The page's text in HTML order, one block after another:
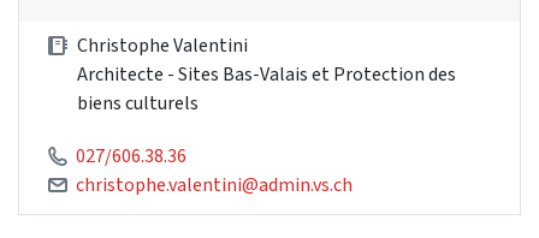
Christophe Valentini
Architecte - Sites Bas-Valais et Protection des
biens culturels
027/606.38.36
christophe.valentini@admin.vs.ch